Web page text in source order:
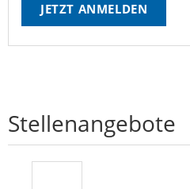
JETZT ANMELDEN
Stellenangebote